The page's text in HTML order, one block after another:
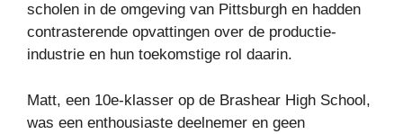
scholen in de omgeving van Pittsburgh en hadden
contrasterende opvattingen over de productie-
industrie en hun toekomstige rol daarin.
Matt, een 10e-klasser op de Brashear High School,
was een enthousiaste deelnemer en geen